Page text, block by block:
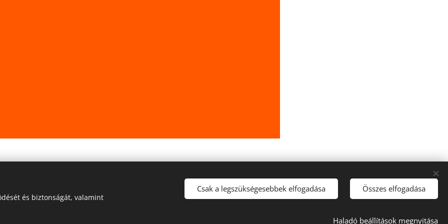
és biztonságát, valamint
Csak a legszükségesebbek elfogadása Összes elfogadása
Haladó beállítások megnyitása